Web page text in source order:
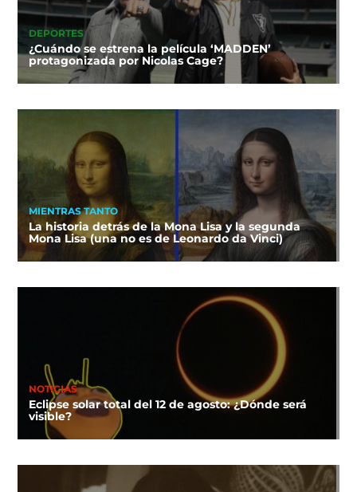
DEPORTES
¿Cuándo se estrena la película ‘MADDEN’
protagonizada por Nicolas Cage?
MIENTRAS TANTO
La historia detrás de la Mona Lisa y la segunda
Mona Lisa (una no es de Leonardo da Vinci)
NOTICIAS
Eclipse solar total del 12 de agosto: ¿Dónde será
visible?